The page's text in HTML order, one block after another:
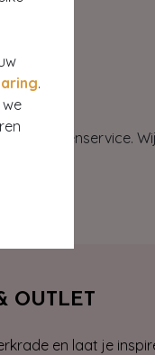
.
klantenservice.
OUTLET
en laat je